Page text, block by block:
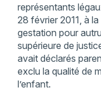
représentants
28 février 2011, à
gestation pour
supérieure de
avait déclarés
exclu la qualité de
l’enfant.